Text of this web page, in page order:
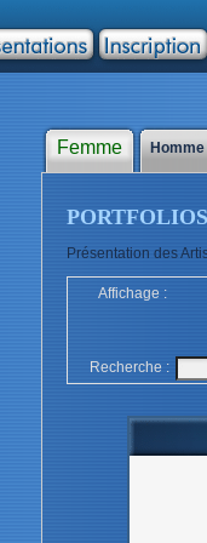
Femme Homme
PORTFOLIOS
Présentation des
Affichage :
Recherche :